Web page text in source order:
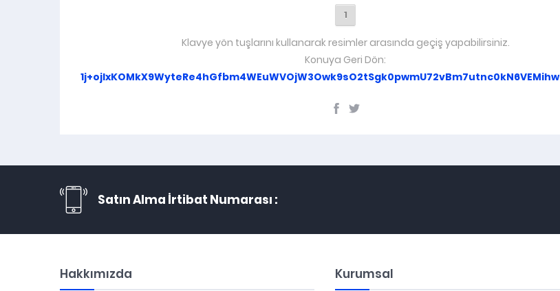
1
Klavye yön tuşlarını kullanarak resimler arasında geçiş yapabilirsiniz.
Konuya Geri Dön:
Satın Alma İrtibat Numarası :
Hakkımızda Kurumsal